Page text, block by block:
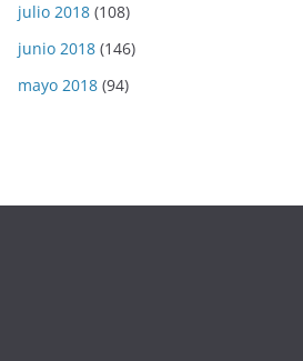
julio 2018 (108)
junio 2018 (146)
mayo 2018 (94)